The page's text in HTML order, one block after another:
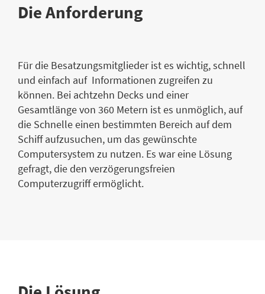
Die Anforderung
Für die Besatzungsmitglieder ist es wichtig, schnell
und einfach auf Informationen zugreifen zu
können. Bei achtzehn Decks und einer
Gesamtlänge von 360 Metern ist es unmöglich, auf
die Schnelle einen bestimmten Bereich auf dem
Schiff aufzusuchen, um das gewünschte
Computersystem zu nutzen. Es war eine Lösung
gefragt, die den verzögerungsfreien
Computerzugriff ermöglicht.